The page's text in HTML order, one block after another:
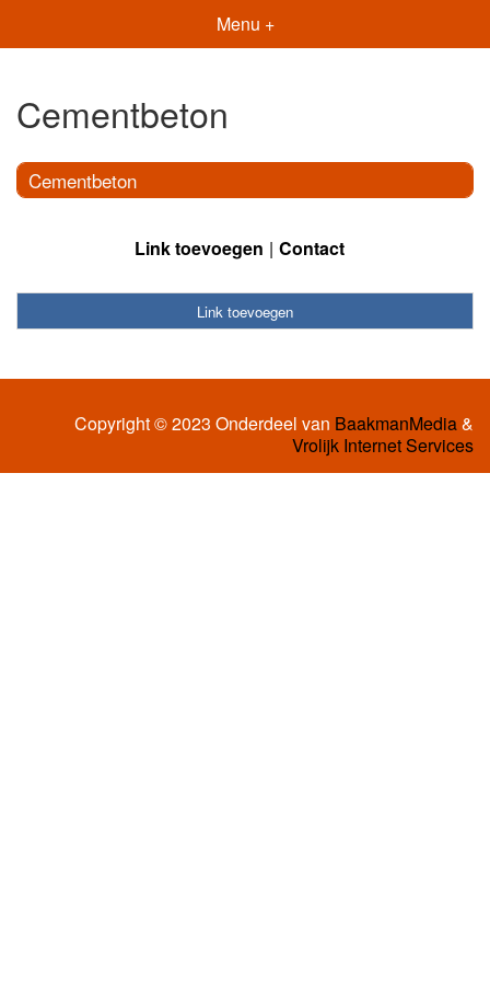
Menu +
Cementbeton
Cementbeton
Link toevoegen Contact
Link toevoegen
Copyright © 2023 Onderdeel van BaakmanMedia&
Vrolijk Internet Services